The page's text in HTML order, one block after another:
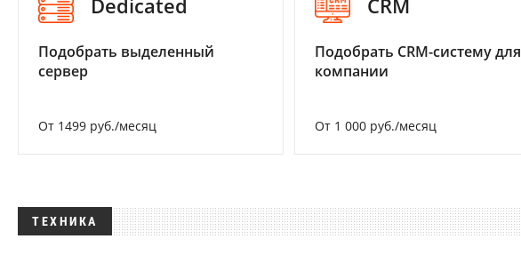
Dedicated
Подобрать выделенный
сервер
От 1499 руб./месяц
CRM
Подобрать CRM-систему для
компании
От 1 000 руб./месяц
ТЕХНИКА